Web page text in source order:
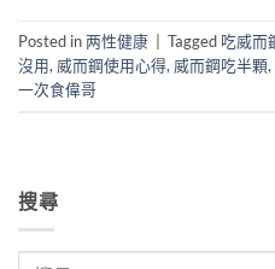
Posted in两性健康 Tagged 吃威而
沒用, 威而鋼使用心得, 威而鋼吃半顆,
一次食偉哥
搜尋